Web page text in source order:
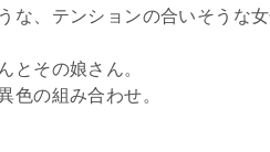
な、テンションの合いそうな
とその娘さん。
色の組み合わせ。